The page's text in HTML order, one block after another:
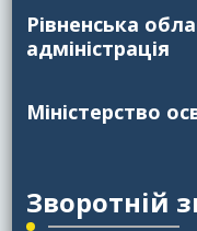
Рівненська
адміністрація
Міністерство
Зворотній